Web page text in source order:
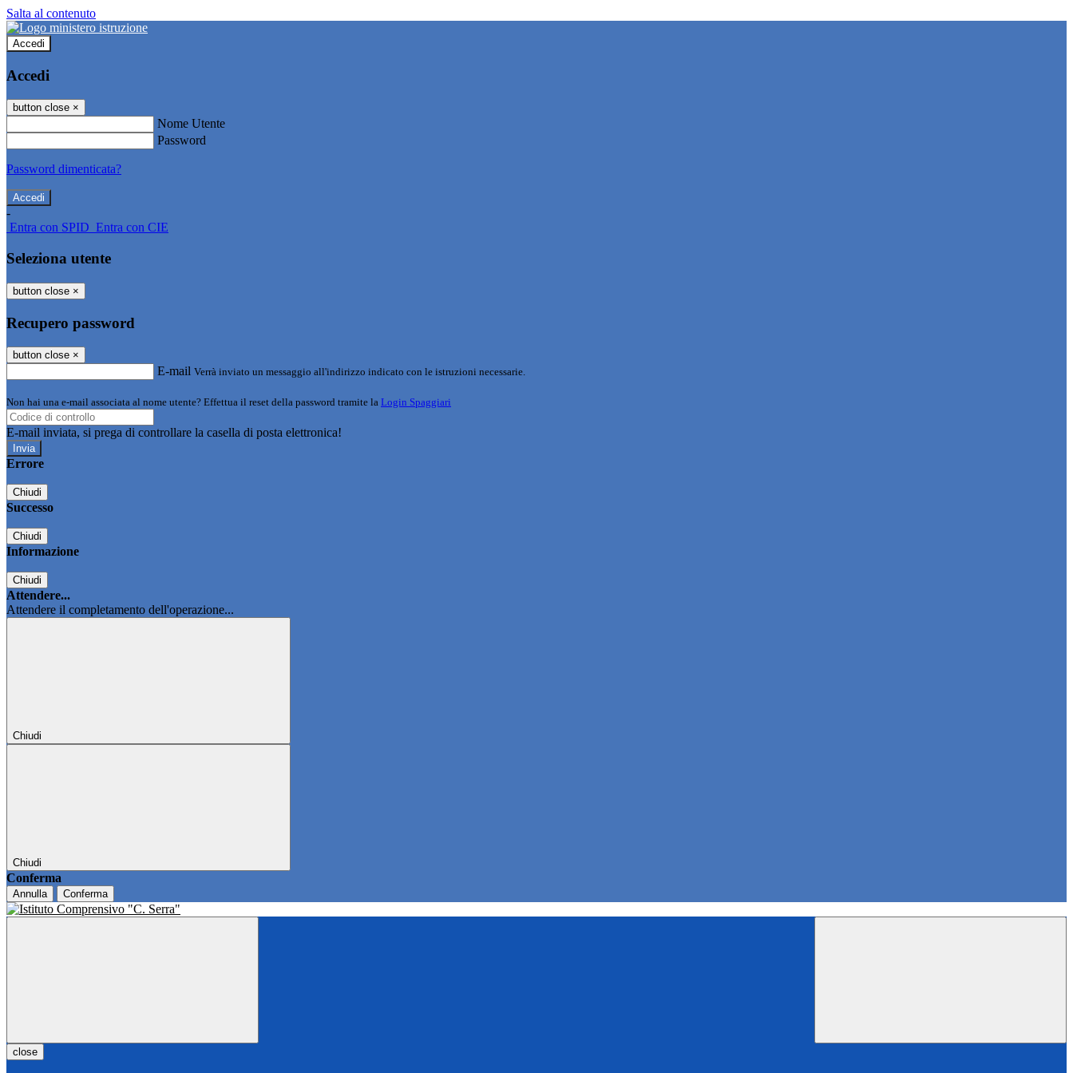
Salta al contenuto
Accedi
Accedi
button close ×
Nome Utente
Password
Password dimenticata?
-
Entra con SPID Entra con CIE
Seleziona utente
button close ×
Recupero password
button close ×
E-mail Verrà inviato un messaggio all'indirizzo indicato con le istruzioni necessarie.
Non hai una e-mail associata al nome utente? Effettua il reset della password tramite la Login Spaggiari
E-mail inviata, si prega di controllare la casella di posta elettronica!
Errore
Chiudi
Successo
Chiudi
Informazione
Chiudi
Attendere...
Attendere il completamento dell'operazione...
Chiudi
Chiudi
Conferma
Annulla Conferma
close